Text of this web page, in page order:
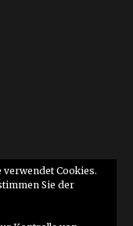
verwendet Cookies.
Sie der